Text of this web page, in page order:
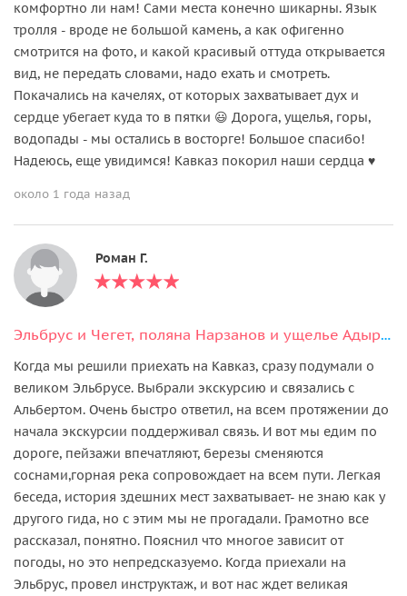
комфортно ли нам! Сами места конечно шикарны. Язык
тролля - вроде не большой камень, а как офигенно
смотрится на фото, и какой красивый оттуда открывается
вид, не передать словами, надо ехать и смотреть.
Покачались на качелях, от которых захватывает дух и
сердце убегает куда то в пятки 😃 Дорога, ущелья, горы,
водопады - мы остались в восторге! Большое спасибо!
Надеюсь, еще увидимся! Кавказ покорил наши сердца ♥️
около 1 года назад
Роман Г.
Эльбрус и Чегет, поляна Нарзанов и ущелье Адыр суу
Когда мы решили приехать на Кавказ, сразу подумали о
великом Эльбрусе. Выбрали экскурсию и связались с
Альбертом. Очень быстро ответил, на всем протяжении до
начала экскурсии поддерживал связь. И вот мы едим по
дороге, пейзажи впечатляют, березы сменяются
соснами,горная река сопровождает на всем пути. Легкая
беседа, история здешних мест захватывает- не знаю как у
другого гида, но с этим мы не прогадали. Грамотно все
рассказал, понятно. Пояснил что многое зависит от
погоды, но это непредсказуемо. Когда приехали на
Эльбрус, провел инструктаж, и вот нас ждет великая